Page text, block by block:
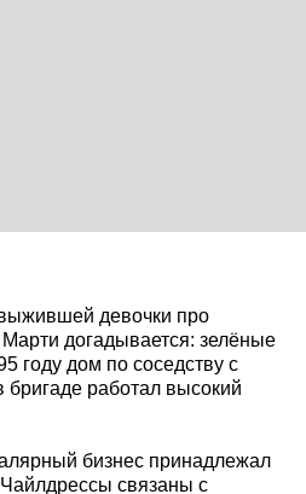
девочки про
догадывается: зелёные
году дом по соседству с
бригаде работал высокий
бизнес принадлежал
связаны с